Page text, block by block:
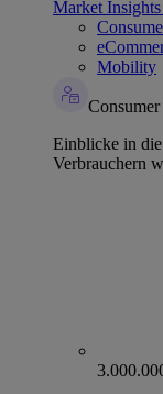
Market Insights
Mobility
Einblicke in
Verbrauchern